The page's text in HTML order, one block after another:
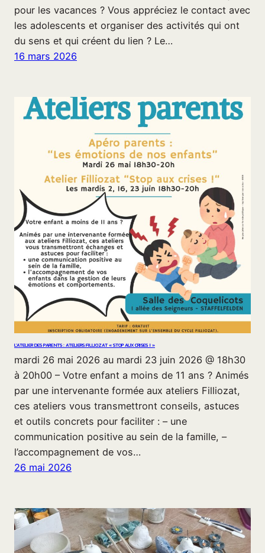
pour les vacances ? Vous appréciez le contact avec
les adolescents et organiser des activités qui ont
du sens et qui créent du lien ? Le…
16 mars 2026
L’ATELIER DES PARENTS : ATELIERS FILLIOZAT « STOP AUX CRISES ! »
mardi 26 mai 2026 au mardi 23 juin 2026 @ 18h30
à 20h00 – Votre enfant a moins de 11 ans ? Animés
par une intervenante formée aux ateliers Filliozat,
ces ateliers vous transmettront conseils, astuces
et outils concrets pour faciliter : – une
communication positive au sein de la famille, –
l’accompagnement de vos…
26 mai 2026